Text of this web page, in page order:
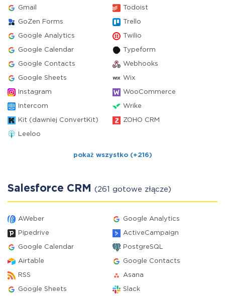
Gmail Todoist
GoZen Forms Trello
Google Analytics Twilio
Google Calendar Typeform
Google Contacts Webhooks
Google Sheets Wix
Instagram WooCommerce
Intercom Wrike
Kit (dawniej ConvertKit) ZOHO CRM
Leeloo
pokaż wszystko (+216)
Salesforce CRM (261 gotowe złącze)
AWeber Google Analytics
Pipedrive ActiveCampaign
Google Calendar PostgreSQL
Airtable Google Contacts
RSS Asana
Google Sheets Slack